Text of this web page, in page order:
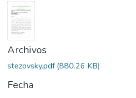
Archivos
stezovsky.pdf(880.26 KB)
Fecha